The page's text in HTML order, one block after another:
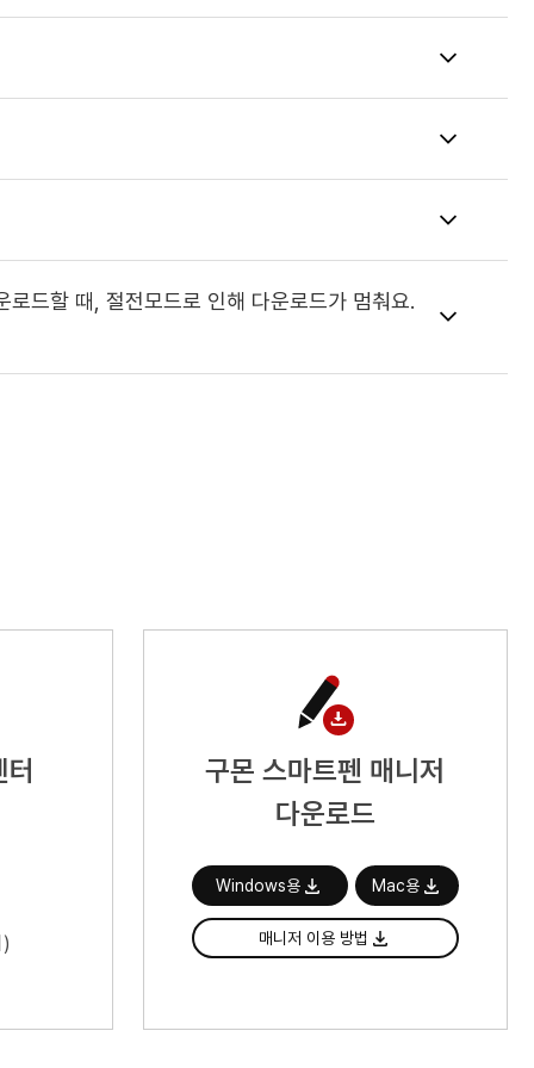
드할 때, 절전모드로 인해 다운로드가 멈춰요.
구몬 스마트펜 매니저
다운로드
Windows용 Mac용
매니저 이용 방법